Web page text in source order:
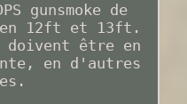
gunsmoke de
en 12ft et 13ft.
être en
en d'autres